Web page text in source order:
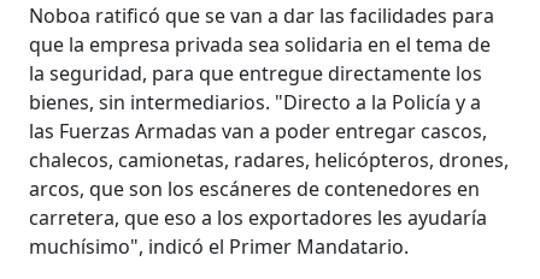
Noboa ratificó que se van a dar las facilidades para
que la empresa privada sea solidaria en el tema de
la seguridad, para que entregue directamente los
bienes, sin intermediarios. "Directo a la Policía y a
las Fuerzas Armadas van a poder entregar cascos,
chalecos, camionetas, radares, helicópteros, drones,
arcos, que son los escáneres de contenedores en
carretera, que eso a los exportadores les ayudaría
muchísimo", indicó el Primer Mandatario.